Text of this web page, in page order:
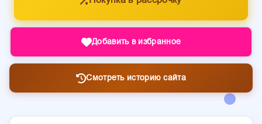
Добавить в избранное
Смотреть историю сайта